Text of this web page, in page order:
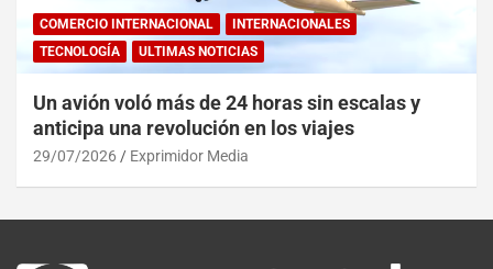
COMERCIO INTERNACIONAL
INTERNACIONALES
TECNOLOGÍA
ULTIMAS NOTICIAS
Un avión voló más de 24 horas sin escalas y
anticipa una revolución en los viajes
29/07/2026 Exprimidor Media